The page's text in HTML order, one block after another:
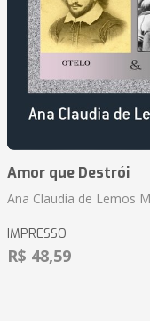
Amor que Destrói
Ana Claudia de Lemos
IMPRESSO
R$ 48,59